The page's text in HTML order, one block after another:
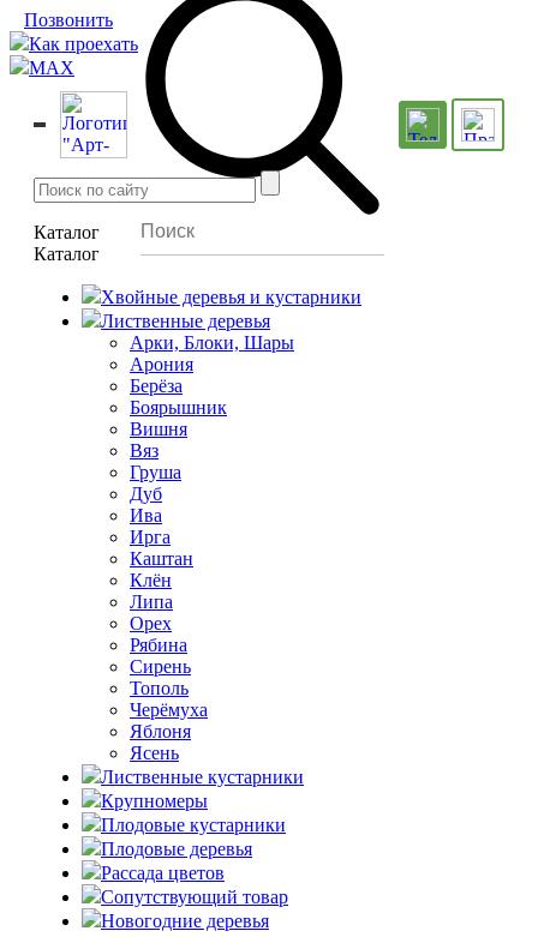
Позвонить
Как проехать
MAX
Каталог
Каталог
Хвойные деревья и кустарники
Лиственные деревья
Арки, Блоки, Шары
Арония
Берёза
Боярышник
Вишня
Вяз
Груша
Дуб
Ива
Ирга
Каштан
Клён
Липа
Орех
Рябина
Сирень
Тополь
Черёмуха
Яблоня
Ясень
Лиственные кустарники
Крупномеры
Плодовые кустарники
Плодовые деревья
Рассада цветов
Сопутствующий товар
Новогодние деревья